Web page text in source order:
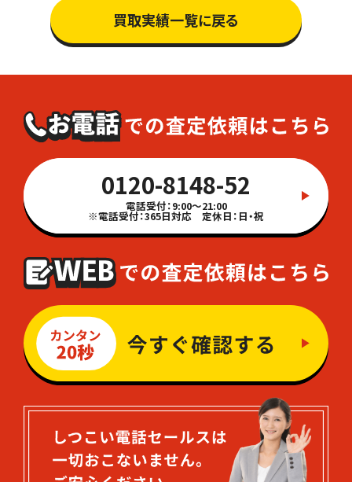
買取実績一覧に戻る
0120-8148-52
電話受付：9:00～21:00
※電話受付：365日対応 定休日：日・祝